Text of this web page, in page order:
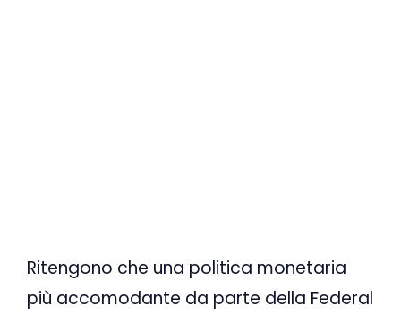
Ritengono che una politica monetaria
più accomodante da parte della Federal